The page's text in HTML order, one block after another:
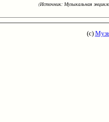
(Источник: Музыкальная
(с)